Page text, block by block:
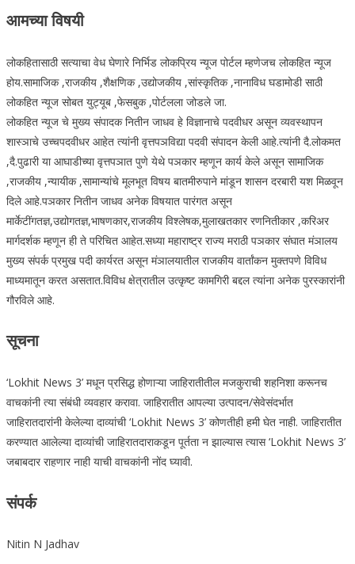
आमच्या विषयी
लोकहितासाठी सत्याचा वेध घेणारे निर्भिड लोकप्रिय न्यूज पोर्टल म्हणेजच लोकहित न्यूज
होय.सामाजिक ,राजकीय ,शैक्षणिक ,उद्योजकीय ,सांस्कृतिक ,नानाविध घडामोडी साठी
लोकहित न्यूज सोबत युट्यूब ,फेसबुक ,पोर्टलला जोडले जा.
लोकहित न्यूज चे मुख्य संपादक नितीन जाधव हे विज्ञानाचे पदवीधर असून व्यवस्थापन
शास्ञाचे उच्चपदवीधर आहेत त्यांनी वृत्तपञविद्या पदवी संपादन केली आहे.त्यांनी दै.लोकमत
,दै.पुढारी या आघाडीच्या वृत्तपञात पुणे येथे पञकार म्हणून कार्य केले असून सामाजिक
,राजकीय ,न्यायीक ,सामान्यांचे मूलभूत विषय बातमीरुपाने मांडून शासन दरबारी यश मिळवून
दिले आहे.पञकार नितीन जाधव अनेक विषयात पारंगत असून
मार्केटींगतज्ञ,उद्योगतज्ञ,भाषणकार,राजकीय विश्लेषक,मुलाखतकार रणनितीकार ,करिअर
मार्गदर्शक म्हणून ही ते परिचित आहेत.सध्या महाराष्ट्र राज्य मराठी पञकार संघात मंञालय
मुख्य संपर्क प्रमुख पदी कार्यरत असून मंञालयातील राजकीय वार्तांकन मुक्तपणे विविध
माध्यमातून करत असतात.विविध क्षेत्रातील उत्कृष्ट कामगिरी बद्दल त्यांना अनेक पुरस्कारांनी
गौरविले आहे.
सूचना
‘Lokhit News 3’ मधून प्रसिद्ध होणाऱ्या जाहिरातीतील मजकुराची शहनिशा करूनच
वाचकांनी त्या संबंधी व्यवहार करावा. जाहिरातीत आपल्या उत्पादन/सेवेसंदर्भात
जाहिरातदारांनी केलेल्या दाव्यांची ‘Lokhit News 3’ कोणतीही हमी घेत नाही. जाहिरातीत
करण्यात आलेल्या दाव्यांची जाहिरातदाराकडून पूर्तता न झाल्यास त्यास ‘Lokhit News 3’
जबाबदार राहणार नाही याची वाचकांनी नोंद घ्यावी.
संपर्क
Nitin N Jadhav